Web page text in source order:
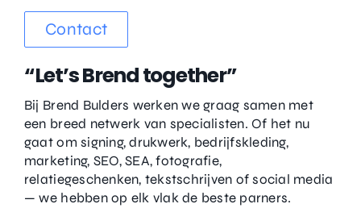
Contact
“Let’s Brend together”
Bij Brend Bulders werken we graag samen met
een breed netwerk van specialisten. Of het nu
gaat om signing, drukwerk, bedrijfskleding,
marketing, SEO, SEA, fotografie,
relatiegeschenken, tekstschrijven of social media
— we hebben op elk vlak de beste parners.